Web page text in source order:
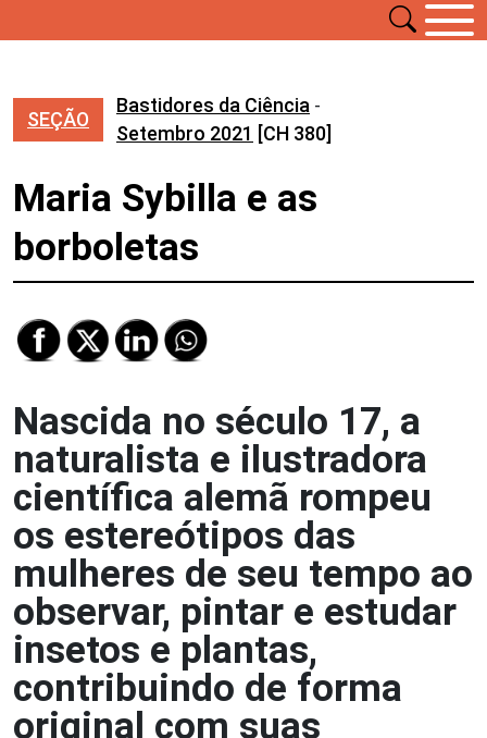
SEÇÃO
Bastidores da Ciência -
Setembro 2021 [CH 380]
Maria Sybilla e as
borboletas
Nascida no século 17, a
naturalista e ilustradora
científica alemã rompeu
os estereótipos das
mulheres de seu tempo ao
observar, pintar e estudar
insetos e plantas,
contribuindo de forma
original com suas